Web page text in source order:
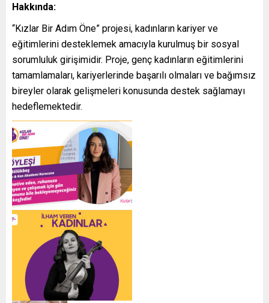
Hakkında:
“Kızlar Bir Adım Öne” projesi, kadınların kariyer ve
eğitimlerini desteklemek amacıyla kurulmuş bir sosyal
sorumluluk girişimidir. Proje, genç kadınların eğitimlerini
tamamlamaları, kariyerlerinde başarılı olmaları ve bağımsız
bireyler olarak gelişmeleri konusunda destek sağlamayı
hedeflemektedir.